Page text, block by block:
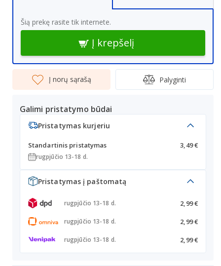
Šią prekę rasite tik internete.
Į krepšelį
Į norų sąrašą Palyginti
Galimi pristatymo būdai
Pristatymas kurjeriu
Standartinis pristatymas 3,49 €
rugpjūčio 13-18 d.
Pristatymas į paštomatą
rugpjūčio 13-18 d. 2,99 €
rugpjūčio 13-18 d. 2,99 €
rugpjūčio 13-18 d. 2,99 €